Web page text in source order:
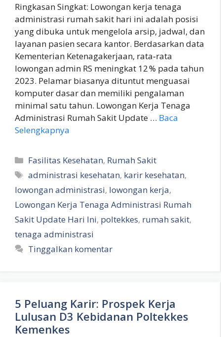
Ringkasan Singkat: Lowongan kerja tenaga
administrasi rumah sakit hari ini adalah posisi
yang dibuka untuk mengelola arsip, jadwal, dan
layanan pasien secara kantor. Berdasarkan data
Kementerian Ketenagakerjaan, rata‑rata
lowongan admin RS meningkat 12 % pada tahun
2023. Pelamar biasanya dituntut menguasai
komputer dasar dan memiliki pengalaman
minimal satu tahun. Lowongan Kerja Tenaga
Administrasi Rumah Sakit Update … Baca
Selengkapnya
Kategori
Fasilitas Kesehatan, Rumah Sakit
Tag
administrasi kesehatan, karir kesehatan,
lowongan administrasi, lowongan kerja,
Lowongan Kerja Tenaga Administrasi Rumah
Sakit Update Hari Ini, poltekkes, rumah sakit,
tenaga administrasi
Tinggalkan komentar
5 Peluang Karir: Prospek Kerja
Lulusan D3 Kebidanan Poltekkes
Kemenkes